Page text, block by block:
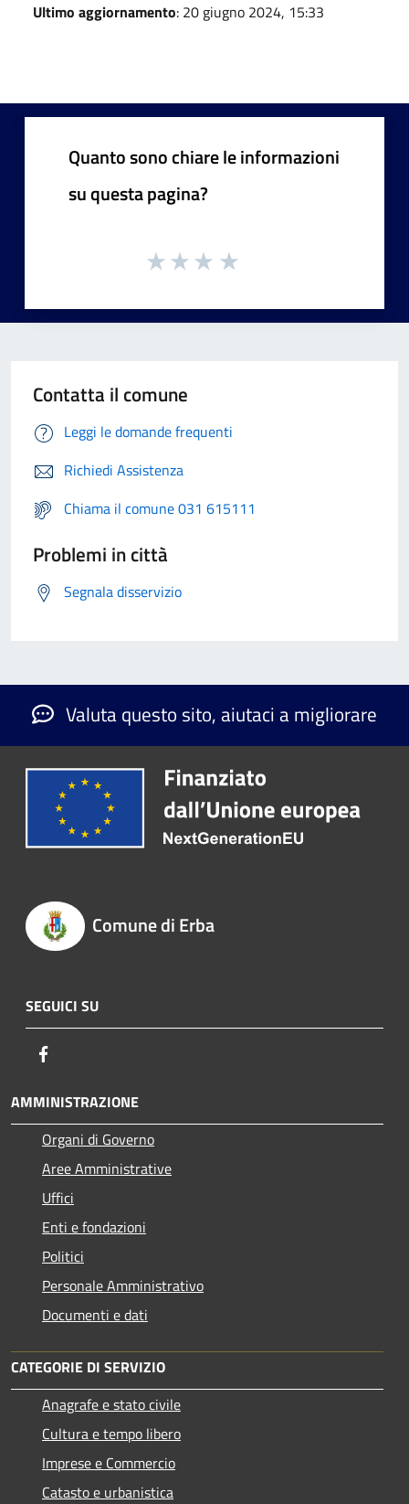
Ultimo aggiornamento: 20 giugno 2024, 15:33
Quanto sono chiare le informazioni
su questa pagina?
Contatta il comune
Leggi le domande frequenti
Richiedi Assistenza
Chiama il comune 031 615111
Problemi in città
Segnala disservizio
Valuta questo sito, aiutaci a migliorare
Comune di Erba
SEGUICI SU
AMMINISTRAZIONE
Organi di Governo
Aree Amministrative
Uffici
Enti e fondazioni
Politici
Personale Amministrativo
Documenti e dati
CATEGORIE DI SERVIZIO
Anagrafe e stato civile
Cultura e tempo libero
Imprese e Commercio
Catasto e urbanistica